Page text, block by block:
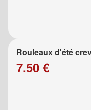
Rouleaux d'été
7.50 €